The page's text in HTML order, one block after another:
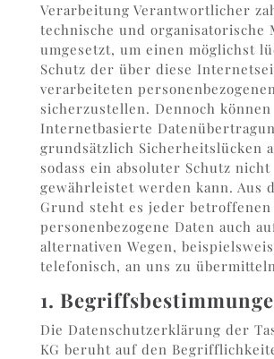
Verarbeitung Verantwortlicher
technische und organisatorische
umgesetzt, um einen möglichst
Schutz der über diese
verarbeiteten
sicherzustellen. Dennoch können
Internetbasierte
grundsätzlich Sicherheitslücken
sodass ein absoluter Schutz nicht
gewährleistet werden kann. Aus
Grund steht es jeder
personenbezogene Daten auch
alternativen Wegen,
telefonisch, an uns zu
1.
Die Datenschutzerklärung der
KG beruht auf den